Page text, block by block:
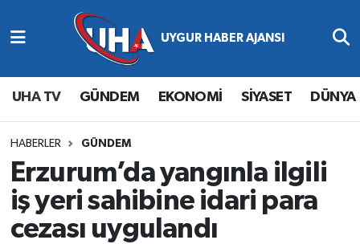
UHA TV GÜNDEM EKONOMİ SİYASET DÜNYA
HABERLER GÜNDEM
Erzurum’da yangınla ilgili
iş yeri sahibine idari para
cezası uygulandı
Abone Ol
Gündem
Ekonomi
Magazin
Siyaset
Nöbetçi Eczaneler
Hava Durumu
Namaz Vakitleri
Trafik Durumu
Süper Lig Puan Durumu ve Fikstür